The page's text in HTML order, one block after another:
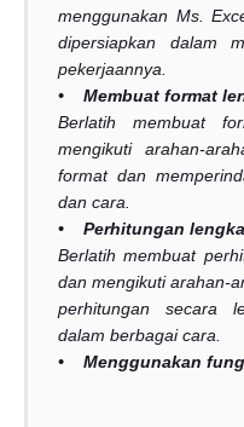
menggunakan Ms.
dipersiapkan dalam
pekerjaannya.
• Membuat format
Berlatih membuat
mengikuti arahan-
format dan
dan cara.
• Perhitungan
Berlatih membuat
dan mengikuti arahan-
perhitungan secara
dalam berbagai cara.
• Menggunakan